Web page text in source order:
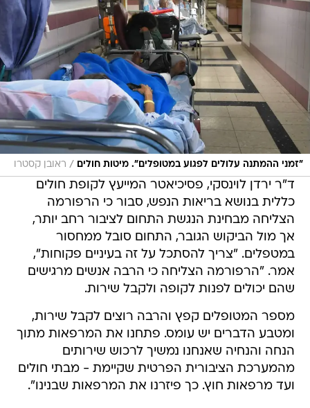
"זמני ההמתנה עלולים לפגוע במטופלים". מיטות חולים / ראובן קסטרו
ד"ר ירדן לוינסקי, פסיכיאטר המייעץ לקופת חולים
כללית בנושא בריאות הנפש, סבור כי הרפורמה
הצליחה מבחינת הנגשת התחום לציבור רחב יותר,
אך מול הביקוש הגובר, התחום סובל ממחסור
במטפלים. "צריך להסתכל על זה בעיניים פקוחות",
אמר. "הרפורמה הצליחה כי הרבה אנשים מרגישים
שהם יכולים לפנות לקופה ולקבל שירות.
מספר המטופלים קפץ והרבה רוצים לקבל שירות,
ומטבע הדברים יש עומס. פתחנו את המרפאות מתוך
הנחה והנחיה שאנחנו נמשיך לרכוש שירותים
מהמערכת הציבורית הפרטית שקיימת - מבתי חולים
ועד מרפאות חוץ. כך פיזרנו את המרפאות שבנינו".